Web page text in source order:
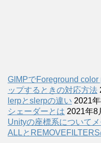
GIMPでForeground
ップするときの対応方法
lerpとslerpの違い 2021
シェーダーとは 2021年8
Unityの座標系についてメ
ALLと